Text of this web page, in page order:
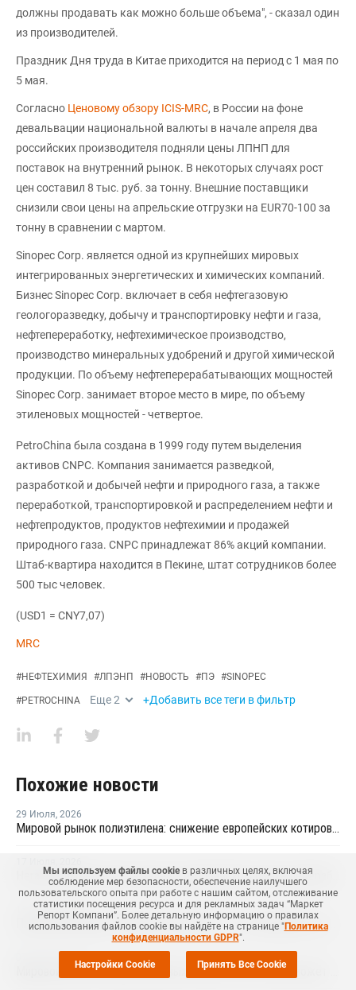
должны продавать как можно больше объема", - сказал один
из производителей.
Праздник Дня труда в Китае приходится на период с 1 мая по
5 мая.
Согласно Ценовому обзору ICIS-MRC, в России на фоне
девальвации национальной валюты в начале апреля два
российских производителя подняли цены ЛПНП для
поставок на внутренний рынок. В некоторых случаях рост
цен составил 8 тыс. руб. за тонну. Внешние поставщики
снизили свои цены на апрельские отгрузки на EUR70-100 за
тонну в сравнении с мартом.
Sinopec Corp. является одной из крупнейших мировых
интегрированных энергетических и химических компаний.
Бизнес Sinopec Corp. включает в себя нефтегазовую
геологоразведку, добычу и транспортировку нефти и газа,
нефтепереработку, нефтехимическое производство,
производство минеральных удобрений и другой химической
продукции. По объему нефтеперерабатывающих мощностей
Sinopec Corp. занимает второе место в мире, по объему
этиленовых мощностей - четвертое.
PetroChina была создана в 1999 году путем выделения
активов CNPC. Компания занимается разведкой,
разработкой и добычей нефти и природного газа, а также
переработкой, транспортировкой и распределением нефти и
нефтепродуктов, продуктов нефтехимии и продажей
природного газа. CNPC принадлежат 86% акций компании.
Штаб-квартира находится в Пекине, штат сотрудников более
500 тыс человек.
(USD1 = CNY7,07)
MRC
#НЕФТЕХИМИЯ #ЛПЭНП #НОВОСТЬ #ПЭ #SINOPEC
#PETROCHINA Еще2 +Добавить все теги в фильтр
Похожие новости
29 Июля, 2026
Мировой рынок полиэтилена: снижение европейских котировок и перестройка ценового диапазона в Китае
15 Июля,2026
Мы используем файлы cookieв различных целях, включая
соблюдение мер безопасности, обеспечение наилучшего
пользовательского опыта при работе с нашим сайтом, отслеживание
статистики посещения ресурса и для рекламных задач “Маркет
Репорт Компани”. Более детальную информацию о правилах
использования файлов cookie вы найдёте на странице "Политика
конфиденциальности GDPR".
Настройки Cookie Принять Все Cookie